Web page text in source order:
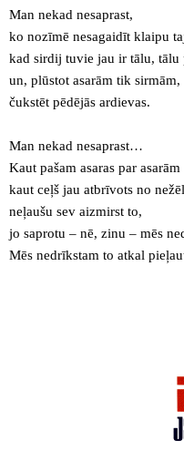
Man nekad nesaprast,
ko nozīmē nesagaidīt klaipu
kad sirdij tuvie jau ir tālu, tālu
un, plūstot asarām tik sirmām,
čukstēt pēdējās ardievas.
Man nekad nesaprast…
Kaut pašam asaras par
kaut ceļš jau atbrīvots no
neļaušu sev aizmirst to,
jo saprotu – nē, zinu – mēs
Mēs nedrīkstam to atkal